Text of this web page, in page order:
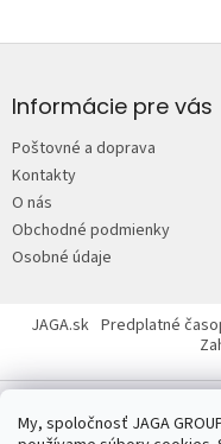
My, spoločnosť JAGA
p
e
Informácie pre vás
Poštovné a doprava
Kontakty
O nás
Obchodné podmienky
Osobné údaje
JAGA.sk Predplatné